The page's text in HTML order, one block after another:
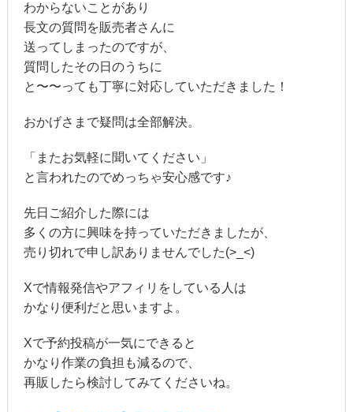
わからないことがあり
長文の質問を販売者さんに
送ってしまったのですが、
質問したその日のうちに
と〜〜っても丁寧に対応していただきました！
おかげさまで疑問は全部解決。
「またお気軽に聞いてください」
と言われたのでめっちゃ安心感です♪
先日ご紹介した際には
多くの方に興味を持っていただきましたが、
売り切れで申し訳ありませんでした(>_<)
Xで情報発信やアフィリをしている人は
かなり便利だと思いますよ。
Xで予約投稿が一気にできると
かなり作業の負担も減るので、
再販したら検討してみてくださいね。